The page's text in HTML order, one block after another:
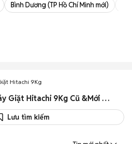
Bình Dương (TP Hồ Chí Minh mới)
Hitachi 9Kg
Mua Bán, Thanh Lý Máy Giặt Hitachi 9Kg Cũ &Mới Chính Hãng Giá Rẻ
Lưu tìm kiếm